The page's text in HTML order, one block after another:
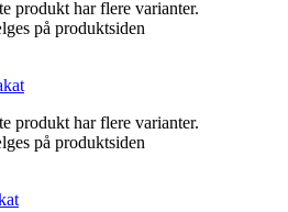
produkt har flere varianter.
på produktsiden
produkt har flere varianter.
på produktsiden